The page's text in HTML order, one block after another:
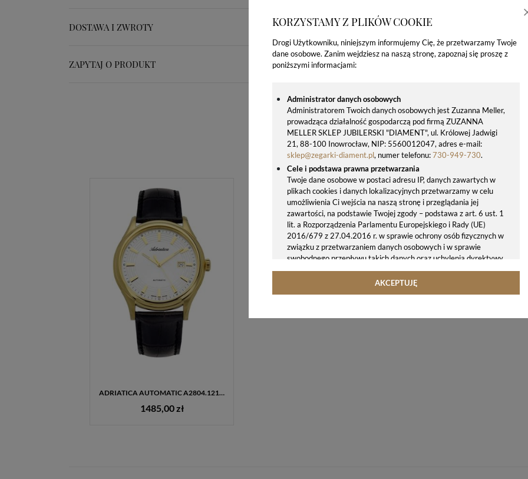
KORZYSTAMY Z PLIKÓW COOKIE
Drogi Użytkowniku, niniejszym informujemy Cię, że przetwarzamy Twoje
dane osobowe. Zanim wejdziesz na naszą stronę, zapoznaj się proszę z
poniższymi informacjami:
Administrator danych osobowych
Administratorem Twoich danych osobowych jest Zuzanna Meller,
prowadząca działalność gospodarczą pod firmą ZUZANNA
MELLER SKLEP JUBILERSKI "DIAMENT", ul. Królowej Jadwigi
21, 88-100 Inowrocław, NIP: 5560012047, adres e-mail:
sklep@zegarki-diament.pl, numer telefonu:730-949-730.
Cele i podstawa prawna przetwarzania
Twoje dane osobowe w postaci adresu IP, danych zawartych w
plikach cookies i danych lokalizacyjnych przetwarzamy w celu
umożliwienia Ci wejścia na naszą stronę i przeglądania jej
zawartości, na podstawie Twojej zgody – podstawa z art. 6 ust. 1
lit. a Rozporządzenia Parlamentu Europejskiego i Rady (UE)
2016/679 z 27.04.2016 r. w sprawie ochrony osób fizycznych w
związku z przetwarzaniem danych osobowych i w sprawie
swobodnego przepływu takich danych oraz uchylenia dyrektywy
95/46/WE (ogólne rozporządzenie o ochronie danych, tj. RODO).
Twoje dane osobowe możemy udostępniać hostingodawcy. Takie
zgodnie z naszymi poleceniami. Przekazujemy Twoje dane poza
AKCEPTUJĘ
DOSTAWA I ZWROTY
ZAPYTAJ O PRODUKT
OSTATNIO OGLĄDANE PRODUKTY
ADRIATICA AUTOMATIC A2804.1213A – ELEGANCKI ZEGAREK AUTOMATYCZNY ZE SZKŁEM SZAFIROWYM + GRAWER GRATIS
1485,00 zł